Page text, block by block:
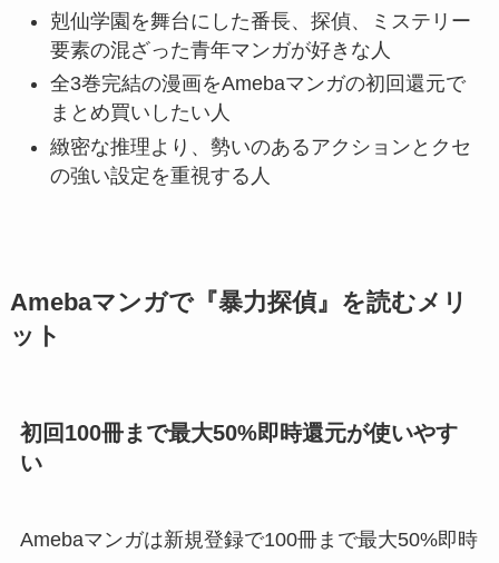
剋仙学園を舞台にした番長、探偵、ミステリー
要素の混ざった青年マンガが好きな人
全3巻完結の漫画をAmebaマンガの初回還元で
まとめ買いしたい人
緻密な推理より、勢いのあるアクションとクセ
の強い設定を重視する人
Amebaマンガで『暴力探偵』を読むメリ
ット
初回100冊まで最大50%即時還元が使いやす
い
Amebaマンガは新規登録で100冊まで最大50%即時